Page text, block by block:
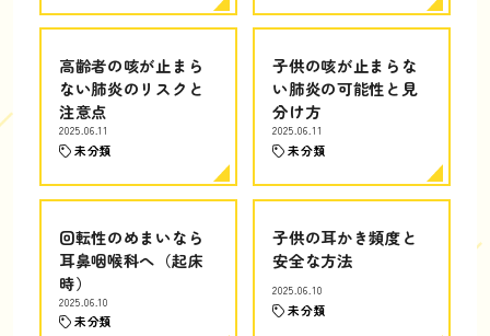
高齢者の咳が止まら
ない肺炎のリスクと
注意点
2025.06.11
未分類
子供の咳が止まらな
い肺炎の可能性と見
分け方
2025.06.11
未分類
回転性のめまいなら
耳鼻咽喉科へ（起床
時）
2025.06.10
未分類
子供の耳かき頻度と
安全な方法
2025.06.10
未分類